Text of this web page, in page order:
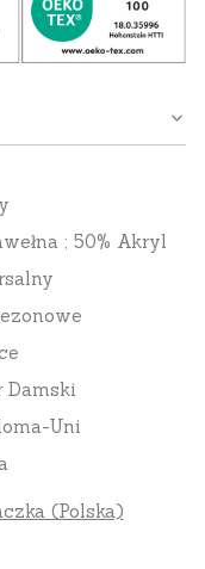
; 50% Akryl
Damski
Uni
(Polska)